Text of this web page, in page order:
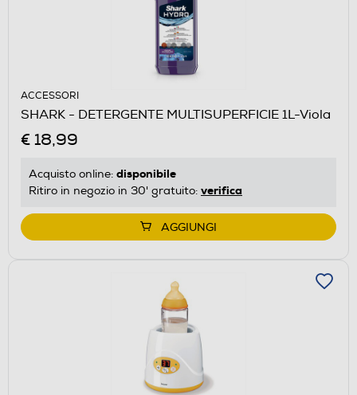
ACCESSORI
SHARK - DETERGENTE MULTISUPERFICIE 1L-Viola
€ 18,99
Acquisto online: disponibile
Ritiro in negozio in 30' gratuito: verifica
AGGIUNGI